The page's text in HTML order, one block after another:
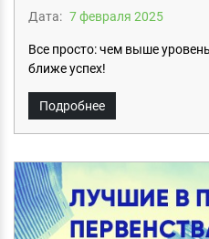
Дата: 7 февраля 2025
Все просто: чем выше
ближе успех!
Подробнее